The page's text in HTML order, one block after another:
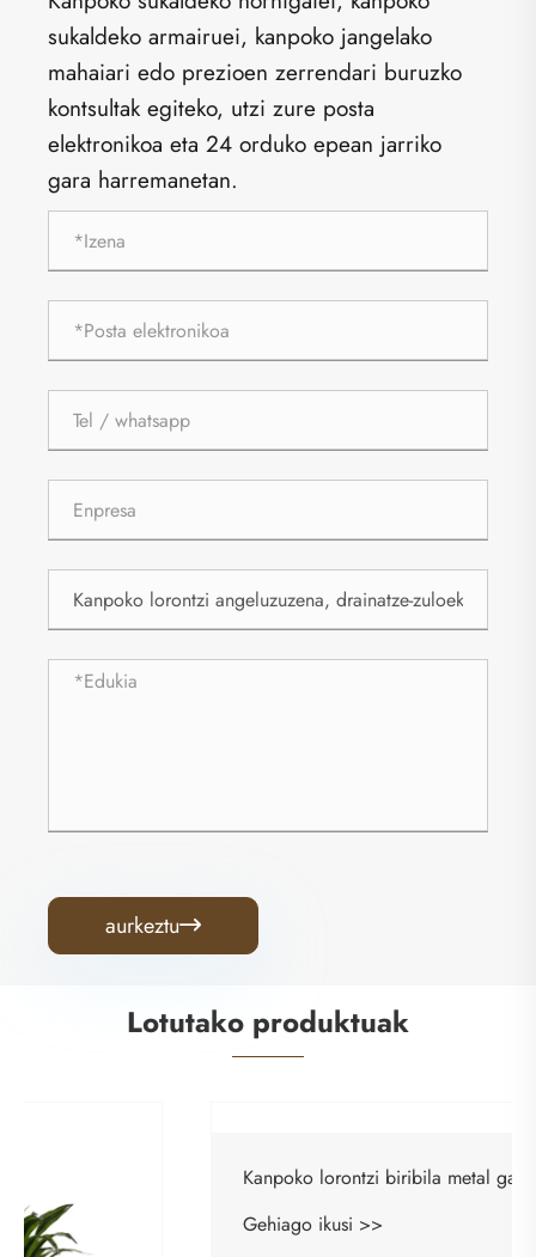
sukaldeko armairuei, kanpoko jangelako
mahaiari edo prezioen zerrendari buruzko
kontsultak egiteko, utzi zure posta
elektronikoa eta 24 orduko epean jarriko
gara harremanetan.
aurkeztu
Lotutako produktuak